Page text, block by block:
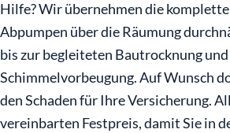
Hilfe? Wir übernehmen die
Abpumpen über die Räumung
bis zur begleiteten Bautrocknung und
Schimmelvorbeugung. Auf Wunsch
den Schaden für Ihre Versicherung.
vereinbarten Festpreis, damit Sie in